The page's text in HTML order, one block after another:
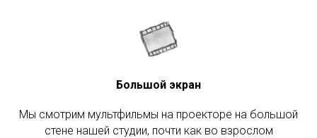
Большой экран
Мы смотрим мультфильмы на проекторе на большой
стене нашей студии, почти как во взрослом